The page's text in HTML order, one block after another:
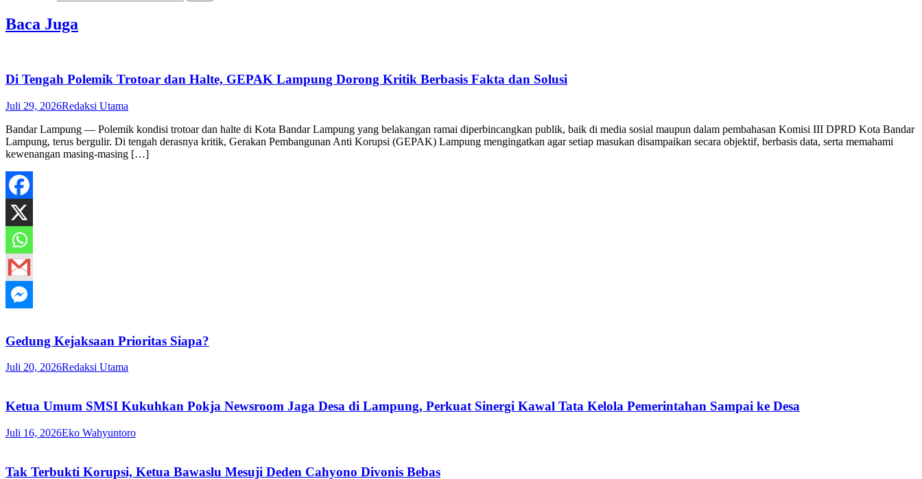
Baca Juga
Di Tengah Polemik Trotoar dan Halte, GEPAK Lampung Dorong Kritik Berbasis Fakta dan Solusi
Juli 29, 2026Redaksi Utama
Bandar Lampung — Polemik kondisi trotoar dan halte di Kota Bandar Lampung yang belakangan ramai diperbincangkan publik, baik di media sosial maupun dalam pembahasan Komisi III DPRD Kota Bandar
Lampung, terus bergulir. Di tengah derasnya kritik, Gerakan Pembangunan Anti Korupsi (GEPAK) Lampung mengingatkan agar setiap masukan disampaikan secara objektif, berbasis data, serta memahami
kewenangan masing-masing […]
Gedung Kejaksaan Prioritas Siapa?
Juli 20, 2026Redaksi Utama
Ketua Umum SMSI Kukuhkan Pokja Newsroom Jaga Desa di Lampung, Perkuat Sinergi Kawal Tata Kelola Pemerintahan Sampai ke Desa
Juli 16, 2026Eko Wahyuntoro
Tak Terbukti Korupsi, Ketua Bawaslu Mesuji Deden Cahyono Divonis Bebas